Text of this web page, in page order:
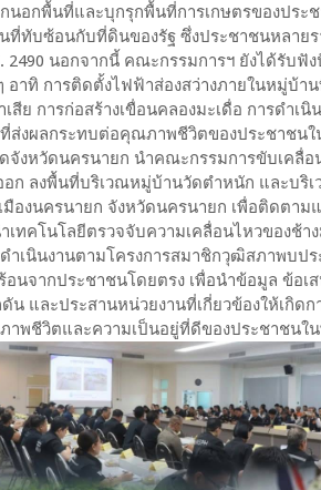
นอกพื้นที่และบุกรุกพื้นที่การเกษตรของปร
ที่ทับซ้อนกับที่ดินของรัฐ ซึ่งประชาชนหลาย
นอกจากนี้ คณะกรรมการฯ ยังได้รับฟั
อาทิ การติดตั้งไฟฟ้าส่องสว่างภายในหมู่บ้
สีย การก่อสร้างเขื่อนคลองมะเดื่อ การดำเ
ส่งผลกระทบต่อคุณภาพชีวิตของประชาชนใ
จังหวัดนครนายก นำคณะกรรมการขับเคลื่
ก ลงพื้นที่บริเวณหมู่บ้านวัดตำหนัก และบริ
มืองนครนายก จังหวัดนครนายก เพื่อติดตา
เทคโนโลยีตรวจจับความเคลื่อนไหวของช้
ำเนินงานตามโครงการสมาชิกวุฒิสภาพบป
นจากประชาชนโดยตรง เพื่อนำข้อมูล ข้อเ
น และประสานหน่วยงานที่เกี่ยวข้องให้เกิด
าพชีวิตและความเป็นอยู่ที่ดีของประชาชนใ